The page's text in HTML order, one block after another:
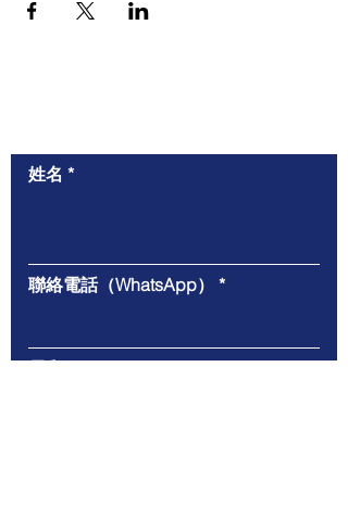
姓名
聯絡電話（WhatsApp）